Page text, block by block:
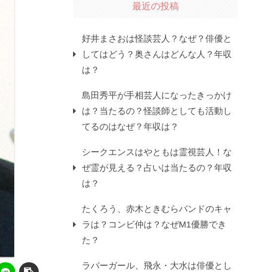
最近の投稿
好井まさおは怪談芸人？なぜ？俳優と
してはどう？奥さんはどんな人？年収
は？
島田秀平が手相芸人になったきっかけ
は？当たるの？怪談師としても活動し
てるのはなぜ？年収は？
シークエンスはやともは霊視芸人！な
ぜ霊が見える？占いは当たるの？年収
は？
たくろう、赤木ときむらバンドのキャ
ラは？コンビ仲は？なぜM1優勝でき
た？
ラバーガール、飛永・大水は俳優とし